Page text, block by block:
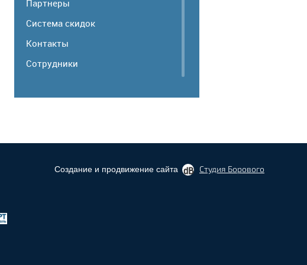
Партнеры
Система скидок
Контакты
Сотрудники
Создание и продвижение сайта Студия Борового